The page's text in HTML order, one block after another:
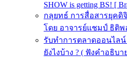
SHOW is getting BS! [
กลุยทธ์ การสื่อสารยุคดิ
โดย อาจารย์แชมป์ ธิติพล
รับทำการตลาดออนไลน์
ยังไงบ้าง ? ( ฟังคำอธิบา